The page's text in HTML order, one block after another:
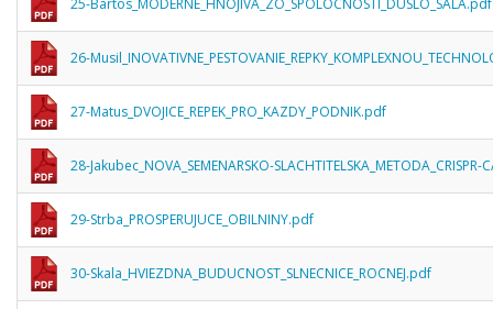
26-
27-Matus_DVOJICE_REPEK_PRO_KAZDY_PODNIK.pdf
28-Jakubec_NOVA_SEMENARSKO-SLACHTITELSKA_METODA_CRISPR-
29-Strba_PROSPERUJUCE_OBILNINY.pdf
30-Skala_HVIEZDNA_BUDUCNOST_SLNECNICE_ROCNEJ.pdf